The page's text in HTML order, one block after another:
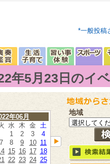
*一般投稿
年5月23日のイ
年06月
水 木 金 土
1
2 3
4
8 9 10 11
15 16 17 18
22 23 24 25
地域